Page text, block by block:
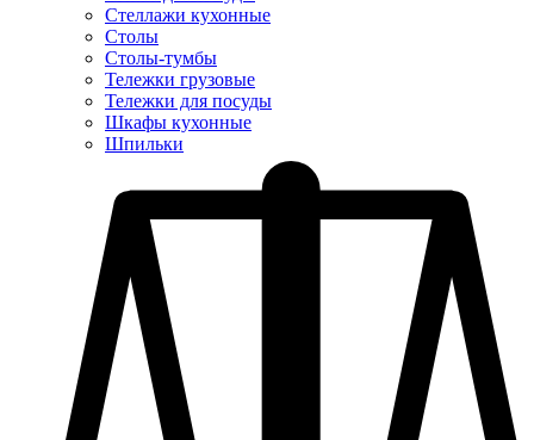
Стеллажи кухонные
Столы
Столы-тумбы
Тележки грузовые
Тележки для посуды
Шкафы кухонные
Шпильки